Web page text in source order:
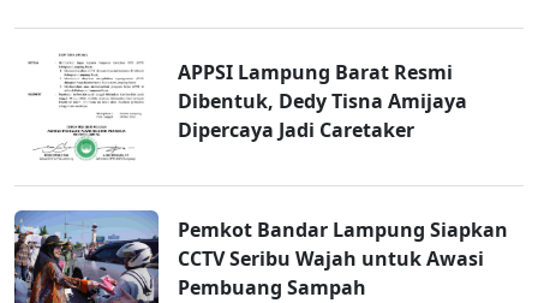
APPSI Lampung Barat Resmi
Dibentuk, Dedy Tisna Amijaya
Dipercaya Jadi Caretaker
Pemkot Bandar Lampung Siapkan
CCTV Seribu Wajah untuk Awasi
Pembuang Sampah